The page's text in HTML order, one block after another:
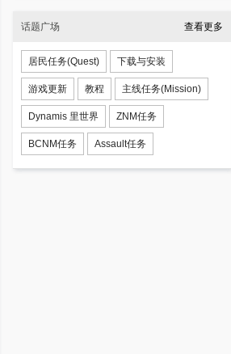
话题广场 查看更多
居民任务(Quest) 下载与安装
游戏更新 教程 主线任务(Mission)
Dynamis 里世界 ZNM任务
BCNM任务 Assault任务